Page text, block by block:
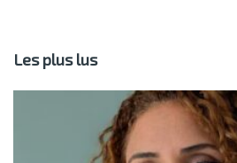
Les plus lus